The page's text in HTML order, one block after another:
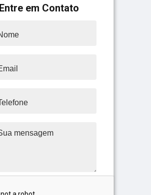
Entre em Contato